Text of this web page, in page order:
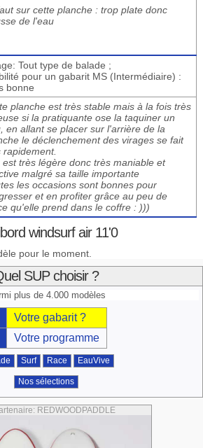
sur cette planche : trop plate donc
de l'eau
Tout type de balade ;
pour un gabarit MS (Intermédiaire) :
bonne
planche est très stable mais à la fois très
si la pratiquante ose la taquiner un
en allant se placer sur l'arrière de la
le déclenchement des virages se fait
rapidement.
est très légère donc très maniable et
malgré sa taille importante
les occasions sont bonnes pour
et en profiter grâce au peu de
qu'elle prend dans le coffre : )))
windsurf air 11'0
pour le moment.
SUP choisir ?
plus de 4.000 modèles
Votre gabarit ?
Votre programme
Surf Race EauVive
Nos sélections
REDWOODPADDLE